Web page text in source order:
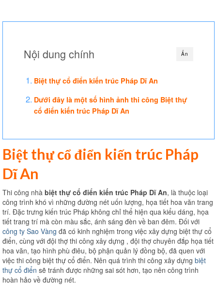
Thiết kế
Thi công xây dựng hoàn thiện
Thi công xây dựng nhà trọ
Liên hệ
Ẩn
Nội dung chính
Biệt thự cổ điển kiến trúc Pháp Dĩ An
Dưới đây là một số hình ảnh thi công Biệt thự
cổ điển kiến trúc Pháp Dĩ An
Biệt thự cổ điển kiến trúc Pháp
Dĩ An
Thi công nhà biệt thự cổ điển kiến trúc Pháp Dĩ An, là thuộc loại
công trình khó vì những đường nét uốn lượng, họa tiết hoa văn trang
trí. Đặc trưng kiến trúc Pháp không chỉ thể hiện qua kiểu dáng, họa
tiết trang trí mà còn màu sắc, ánh sáng đèn về ban đêm. Đối với
công ty Sao Vàng đã có kinh nghiệm trong việc xây dựng biệt thự cổ
điển, cùng với đội thợ thi công xây dựng , đội thợ chuyên đắp họa tiết
hoa văn, tạo hình phù điêu, bộ phận quản lý đồng bộ, đã quen với
việc thi công biệt thự cổ điển. Nên quá trình thi công xây dựng biệt
thự cổ điển sẽ tránh được những sai sót hơn, tạo nên công trình
hoàn hảo về đường nét.